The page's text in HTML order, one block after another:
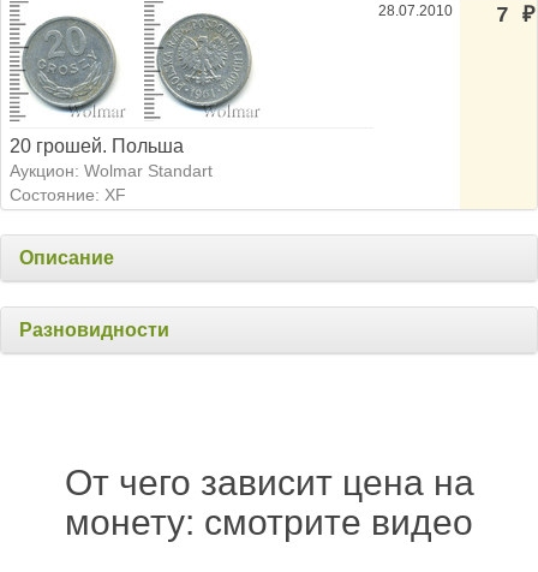
20 грошей. Польша
Аукцион: Wolmar Standart
Состояние: XF
28.07.2010 7 ₽
Описание
Разновидности
От чего зависит цена на
монету: смотрите видео